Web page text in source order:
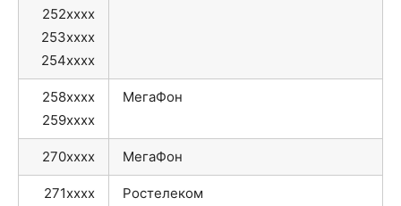
252xxxx
253xxxx
254xxxx
258xxxx
259xxxx
МегаФон
270xxxx МегаФон
271xxxx
Ростелеком